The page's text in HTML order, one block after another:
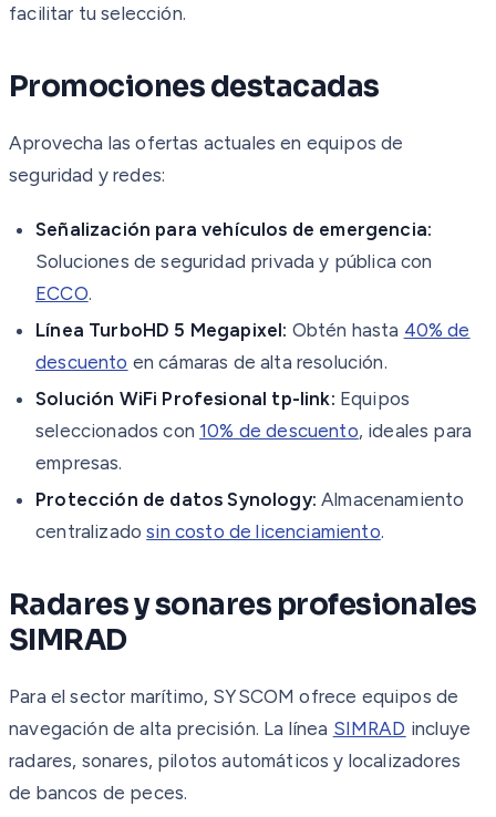
facilitar tu selección.
Promociones destacadas
Aprovecha las ofertas actuales en equipos de
seguridad y redes:
Señalización para vehículos de emergencia:
Soluciones de seguridad privada y pública con
ECCO.
Línea TurboHD 5 Megapixel: Obtén hasta 40% de
descuento en cámaras de alta resolución.
Solución WiFi Profesional tp-link: Equipos
seleccionados con 10% de descuento, ideales para
empresas.
Protección de datos Synology: Almacenamiento
centralizadosin costo de licenciamiento.
Radares y sonares profesionales
SIMRAD
Para el sector marítimo, SYSCOM ofrece equipos de
navegación de alta precisión. La línea SIMRAD incluye
radares, sonares, pilotos automáticos y localizadores
de bancos de peces.